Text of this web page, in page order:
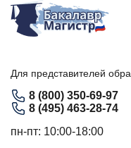
Для представителей
8 (800) 350-69-97
8 (495) 463-28-74
пн-пт: 10:00-18:00